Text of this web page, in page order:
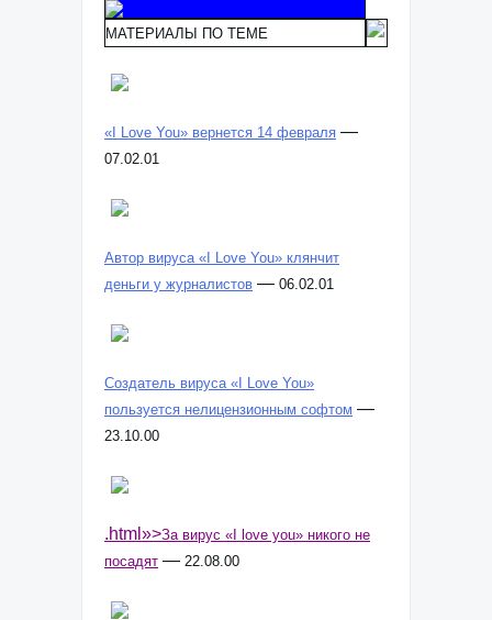
МАТЕРИАЛЫ ПО ТЕМЕ
«I Love You» вернется 14 февраля —
07.02.01
Автор вируса «I Love You» клянчит
деньги у журналистов — 06.02.01
Создатель вируса «I Love You»
пользуется нелицензионным софтом —
23.10.00
.html»>За вирус «I love you» никого не
посадят — 22.08.00